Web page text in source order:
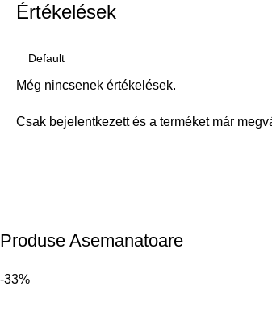
Értékelések
Még nincsenek értékelések.
Csak bejelentkezett és a terméket már
Produse Asemanatoare
-33%